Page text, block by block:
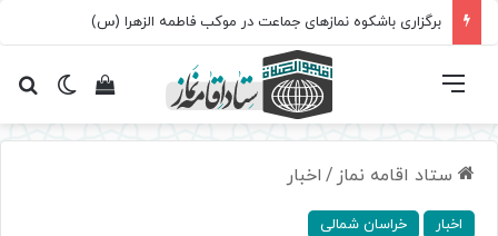
برگزاری باشکوه نمازهای جماعت در موکب فاطمه الزهرا (س)
تغییرمشاهده فهرست
ستاد اقامه نماز / اخبار
اخبار خراسان شمالی